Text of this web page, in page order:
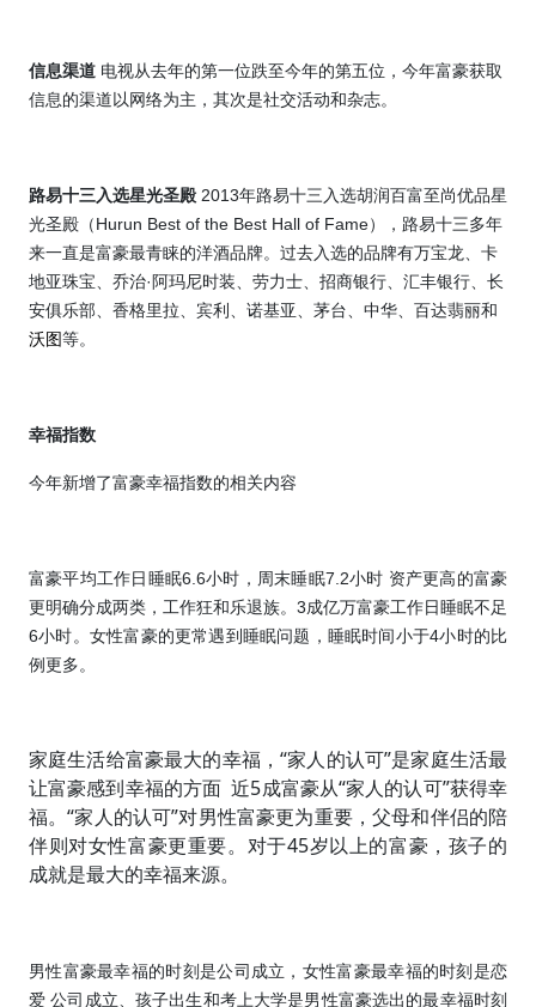
信息渠道 电视从去年的第一位跌至今年的第五位，今年富豪获取
信息的渠道以网络为主，其次是社交活动和杂志。
路易十三入选星光圣殿 2013年路易十三入选胡润百富至尚优品星
光圣殿（Hurun Best of the Best Hall of Fame），路易十三多年
来一直是富豪最青睐的洋酒品牌。 过去入选的品牌有万宝龙、卡
地亚珠宝、乔治· 阿玛尼时装、劳力士、招商银行、汇丰银行、长
安俱乐部、香格里拉、宾利、诺基亚、茅台、中华、百达翡丽和
沃图等。
幸福指数
今年新增了富豪幸福指数的相关内容
富豪平均工作日睡眠6.6小时，周末睡眠7.2小时 资产更高的富豪
更明确分成两类，工作狂和乐退族。 3成亿万富豪工作日睡眠不足
6小时。女性富豪的更常遇到睡眠问题，睡眠时间小于4小时的比
例更多。
家庭生活给富豪最大的幸福，“家人的认可”是家庭生活最
让富豪感到幸福的方面 近5成富豪从“家人的认可”获得幸
福。“家人的认可”对男性富豪更为重要，父母和伴侣的陪
伴则对女性富豪更重要。对于45岁以上的富豪，孩子的
成就是最大的幸福来源。
男性富豪最幸福的时刻是公司成立，女性富豪最幸福的时刻是恋
爱公司成立、孩子出生和考上大学是男性富豪选出的最幸福时刻